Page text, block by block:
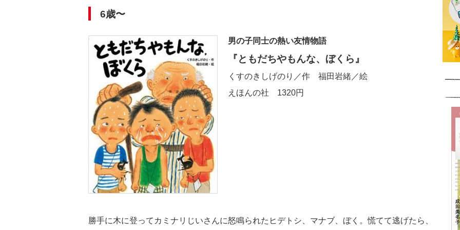
6歳〜
男の子同士の熱い友情物語
『ともだちやもんな、ぼくら』
くすのきしげのり／作 福田岩緒／絵
えほんの社 1320円
勝手に木に登ってカミナリじいさんに怒鳴られたヒデトシ、マナブ、ぼく。慌てて逃げたら、